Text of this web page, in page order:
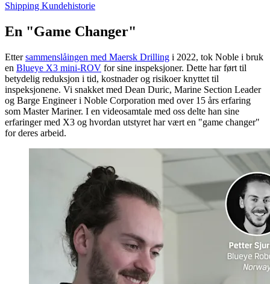
Shipping Kundehistorie
En "Game Changer"
Ettersammenslåingen med Maersk Drilling i 2022, tok Noble i bruk
en Blueye X3 mini-ROV for sine inspeksjoner. Dette har ført til
betydelig reduksjon i tid, kostnader og risikoer knyttet til
inspeksjonene. Vi snakket med Dean Duric, Marine Section Leader
og Barge Engineer i Noble Corporation med over 15 års erfaring
som Master Mariner. I en videosamtale med oss delte han sine
erfaringer med X3 og hvordan utstyret har vært en "game changer"
for deres arbeid.